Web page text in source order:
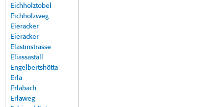
Eichholztobel
Eichholzweg
Eieracker
Eieracker
Elastinstrasse
Eliassastall
Engelbertshötta
Erla
Erlabach
Erlaweg